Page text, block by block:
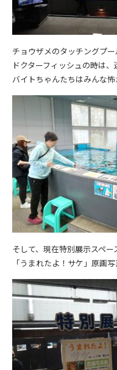
チョウザメのタッチングプー
ドクターフィッシュの時は
バイトちゃんたちはみんな
そして、現在特別展示スペー
「うまれたよ！サケ」原画